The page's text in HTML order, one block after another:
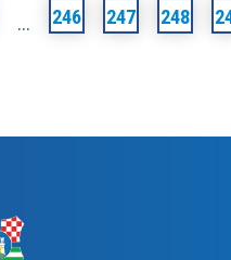
… 246 247 248